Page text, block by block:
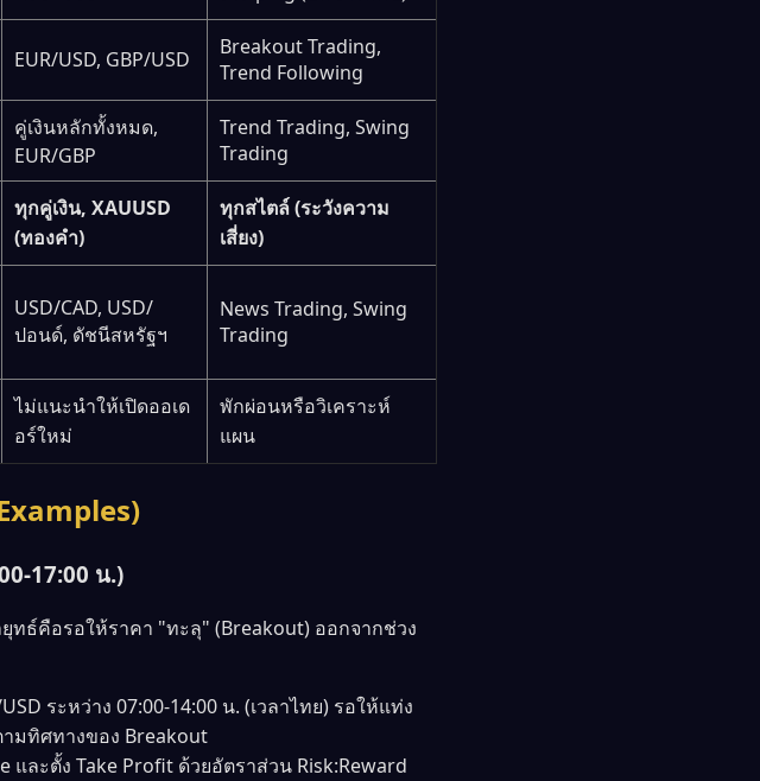
EUR/USD, GBP/USD
Breakout Trading,
Trend Following
คู่เงินหลักทั้งหมด,
EUR/GBP
Trend Trading, Swing
Trading
ทุกคู่เงิน, XAUUSD
(ทองคำ)
ทุกสไตล์ (ระวังความ
เสี่ยง)
USD/CAD, USD/
ปอนด์, ดัชนีสหรัฐฯ
News Trading, Swing
Trading
ไม่แนะนำให้เปิดออเด
อร์ใหม่
พักผ่อนหรือวิเคราะห์
แผน
17:00 น.)
ธ์คือรอให้ราคา "ทะลุ" (Breakout) ออกจากช่วง
ระหว่าง 07:00-14:00 น. (เวลาไทย) รอให้แท่ง
มทิศทางของ Breakout
และตั้ง Take Profit ด้วยอัตราส่วน Risk:Reward